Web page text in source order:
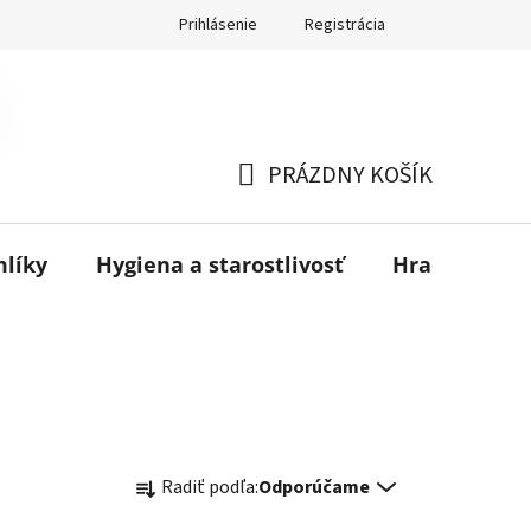
Prihlásenie Registrácia
KOŠÍK
PRÁZDNY KOŠÍK
Hygiena a starostlivosť Hračky
a Radiť podľa:Odporúčame